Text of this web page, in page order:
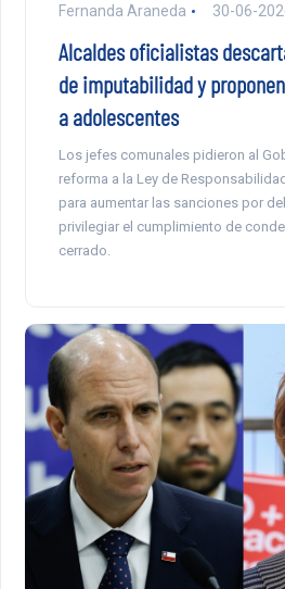
Fernanda Araneda 30-06-
Alcaldes oficialistas
de imputabilidad y
a adolescentes
Los jefes comunales pidieron al
reforma a la Ley de
para aumentar las sanciones por
privilegiar el cumplimiento de
cerrado.